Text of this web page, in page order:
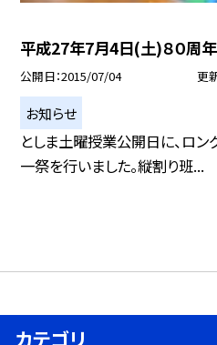
平成27年7月4日(土)８０周
公開日 2015/07/04 更
お知らせ
としま土曜授業公開日に、ロ
一祭を行いました。縦割り班...
カテゴリ